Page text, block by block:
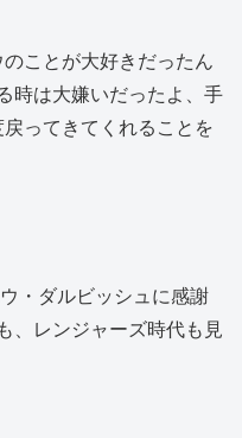
ことが大好きだったん
時は大嫌いだったよ、手
ってきてくれることを
・ダルビッシュに感謝
、レンジャーズ時代も見